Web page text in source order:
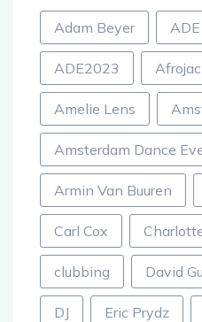
Adam Beyer ADE
ADE2023
Amelie Lens
Amsterdam Dance
Armin Van Buuren
Carl Cox
clubbing David
DJ Eric Prydz